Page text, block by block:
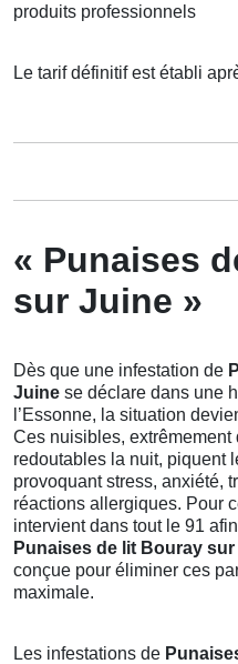
produits professionnels
Le tarif définitif est établi
« Punaises
sur Juine »
Dès que une infestation de
Juine se déclare dans une
l’Essonne, la situation
Ces nuisibles, extrêmement
redoutables la nuit, piquent
provoquant stress, anxiété,
réactions allergiques. Pour
intervient dans tout le 91
Punaises de lit Bouray
conçue pour éliminer ces
maximale.
Les infestations de